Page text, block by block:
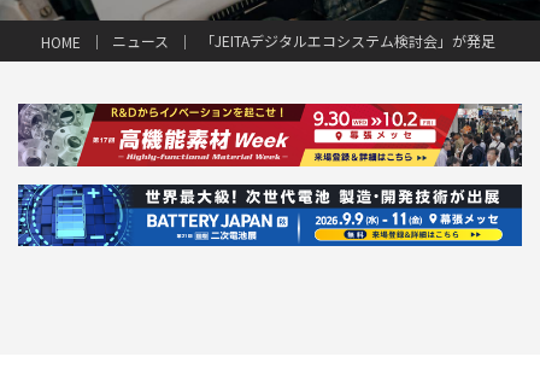
HOME ニュース 「JEITAデジタルエコシステム検討会」が発足